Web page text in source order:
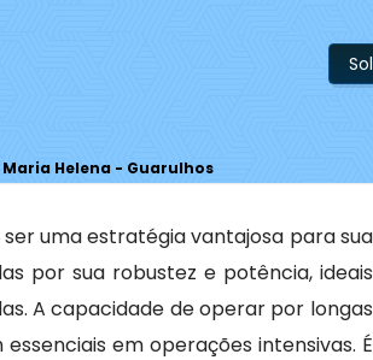
Helena - Guarulhos
ser uma estratégia vantajosa para sua
por sua robustez e potência, ideais
A capacidade de operar por longas
em operações intensivas. É